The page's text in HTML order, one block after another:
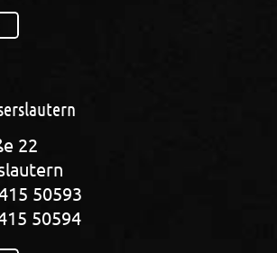
22
50593
50594